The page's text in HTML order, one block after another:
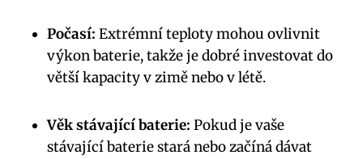
Počasí: Extrémní teploty mohou ovlivnit
výkon baterie, takže je dobré investovat do
⁤větší kapacity v zimě nebo v létě.
Věk stávající ​baterie: ⁢Pokud je​ vaše
stávající baterie stará nebo začíná dávat